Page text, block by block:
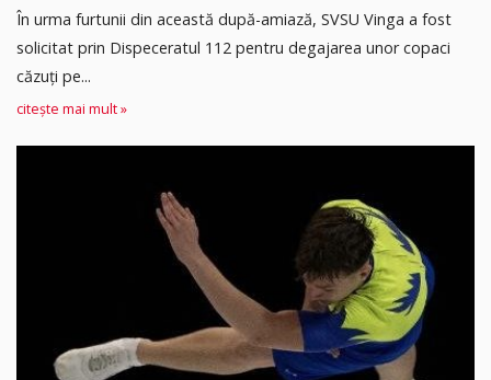
În urma furtunii din această după-amiază, SVSU Vinga a fost
solicitat prin Dispeceratul 112 pentru degajarea unor copaci
căzuți pe...
citește mai mult »